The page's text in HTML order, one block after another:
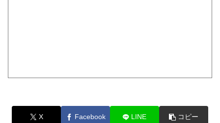
X Facebook LINE コピー